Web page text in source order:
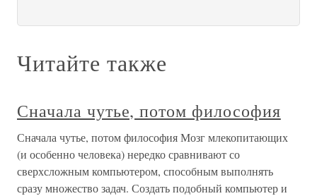
Читайте также
Сначала чутье, потом философия
Сначала чутье, потом философия Мозг млекопитающих
(и особенно человека) нередко сравнивают со
сверхсложным компьютером, способным выполнять
сразу множество задач. Создать подобный компьютер и